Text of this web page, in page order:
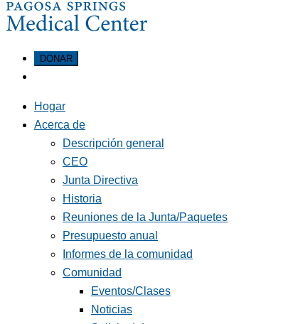
Hogar
Acerca de
Descripción general
CEO
Junta Directiva
Historia
Reuniones de la Junta/Paquetes
Presupuesto anual
Informes de la comunidad
Comunidad
Eventos/Clases
Noticias